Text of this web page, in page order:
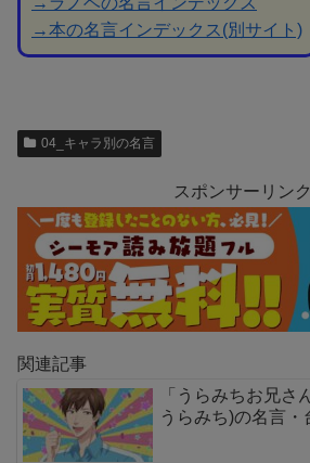
→本の名言インデックス(別サイト)
04_キャラ別の名言
スポンサーリンク
関連記事
「うらみちお兄さ
うらみち)の名言・